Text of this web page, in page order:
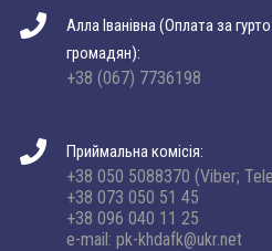
Алла Іванівна (Оплата за
громадян):
+38 (067) 7736198
Приймальна комісія:
+38 050 5088370 (Viber;
+38 073 050 51 45
+38 096 040 11 25
e-mail: pk-khdafk@ukr.net